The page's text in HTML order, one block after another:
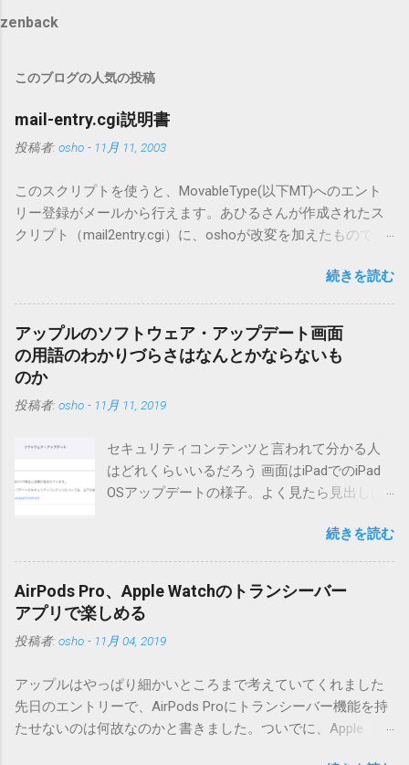
zenback
このブログの人気の投稿
mail-entry.cgi説明書
投稿者: osho - 11月 11, 2003
このスクリプトを使うと、MovableType(以下MT)へのエント
リー登録がメールから行えます。あひるさんが作成されたス
クリプト（mail2entry.cgi）に、oshoが改変を加えたもので
ーも出来ます。 バージョン0.5.3以降の動作確認はMT3.11で行
っています。0.5.2まではMT2.661で確認していました。0.5.3以
降もたぶん動くと思います。 現在のバージョンは0.5.3です。
（2004/12/4リリース）※0.6.3を公開しています。まだ心配な
点が多いため、こちらにはリンクしていません。安定を求め
る方は0.5.3を、新版の機能が必要な方は0.6.3をご利用くださ
い。 こちら からどうぞ。 0.3.6までのバージョンに、エント
版へのアップデートを強くお勧めしてます。 mail-entry.zipを
ダウンロードするにはここをクリックしてください。
（Windowsから解凍したフォルダを見ると「_MACOSX」とい
りませんので無視してください。MacOS XでZIP圧縮している
ため、Mac独自のファイル情報が含まれてしまうようで
す。） Ver.0.3.0以降用の差分ファイルはこちら 。ZIP圧縮して
まとめてあります。いまのバージョン番号と同じバージョン
合は一つずつ順に適用していく必要があります。0.5.0以降
ません。改造してる方向けに、バージョンアップポイントを
お知らせするのが主な目的となっています。 まずはどんなふ
うに使うものか説明し、設置方法は後述します。 使い方 メー
ル本文の1行目にauthor（投稿者）を、2行目にカテゴリを、
続きを読む
アップルのソフトウェア・アップデート画面
の用語のわかりづらさはなんとかならないも
のか
投稿者: osho - 11月 11, 2019
セキュリティコンテンツと言われて分かる人
はどれくらいいるだろう 画面はiPadでのiPad
OSアップデートの様子。よく見たら見出しは
の名前としてはいまだにiOSのままとか、そん
な理由じゃないでしょうね。 それは混乱のも
ア・アップデートのセキュリティコンテンツ
については、以下のWebサイトをご覧くださ
い」の部分。 セキュリティコンテンツ…？ こ
す。人によってはここで悩んだ結果、アップ
デートをしない人も出てきそうですよ。アッ
プデートに限らず、分からないけどやってみ
続きを読む
AirPods Pro、Apple Watchのトランシーバー
アプリで楽しめる
投稿者: osho - 11月 04, 2019
アップルはやっぱり細かいところまで考えていてくれました
先日のエントリーで、AirPods Proにトランシーバー機能を持
たせないのは何故なのかと書きました。ついでに、Apple